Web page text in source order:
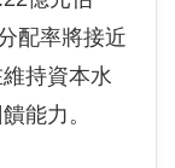
配率將接近
持資本水
能力。